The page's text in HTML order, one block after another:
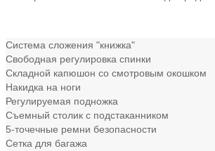
Система сложения "книжка"
Свободная регулировка спинки
Складной капюшон со смотровым окошком
Накидка на ноги
Регулируемая подножка
Съемный столик с подстаканником
5-точечные ремни безопасности
Сетка для багажа